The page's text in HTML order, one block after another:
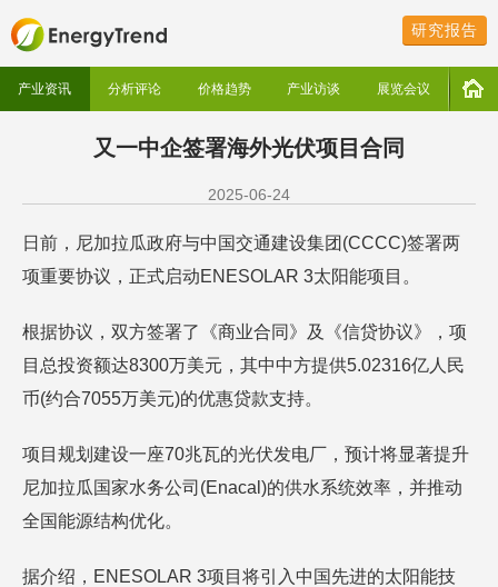
研究报告
产业资讯 分析评论 价格趋势 产业访谈 展览会议
又一中企签署海外光伏项目合同​
2025-06-24
日前，尼加拉瓜政府与中国交通建设集团(CCCC)签署两
项重要协议，正式启动ENESOLAR 3太阳能项目。
根据协议，双方签署了《商业合同》及《信贷协议》，项
目总投资额达8300万美元，其中中方提供5.02316亿人民
币(约合7055万美元)的优惠贷款支持。
项目规划建设一座70兆瓦的光伏发电厂，预计将显著提升
尼加拉瓜国家水务公司(Enacal)的供水系统效率，并推动
全国能源结构优化。
据介绍，ENESOLAR 3项目将引入中国先进的太阳能技